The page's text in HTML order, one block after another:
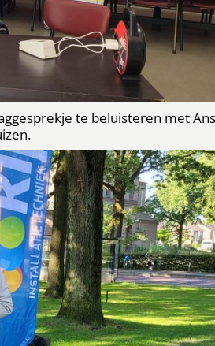
te beluisteren met Ans